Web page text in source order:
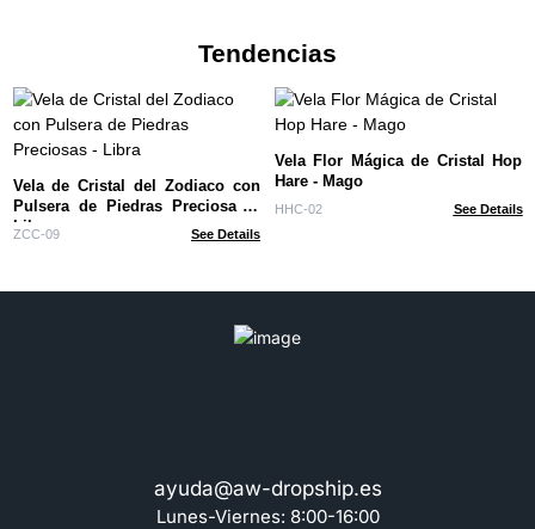
Tendencias
Vela de Cristal del Zodiaco con
Pulsera de Piedras Preciosas -
Libra
ZCC-09 See Details
Vela Flor Mágica de Cristal Hop
Hare - Mago
HHC-02 See Details
ayuda@aw-dropship.es
Lunes-Viernes: 8:00-16:00